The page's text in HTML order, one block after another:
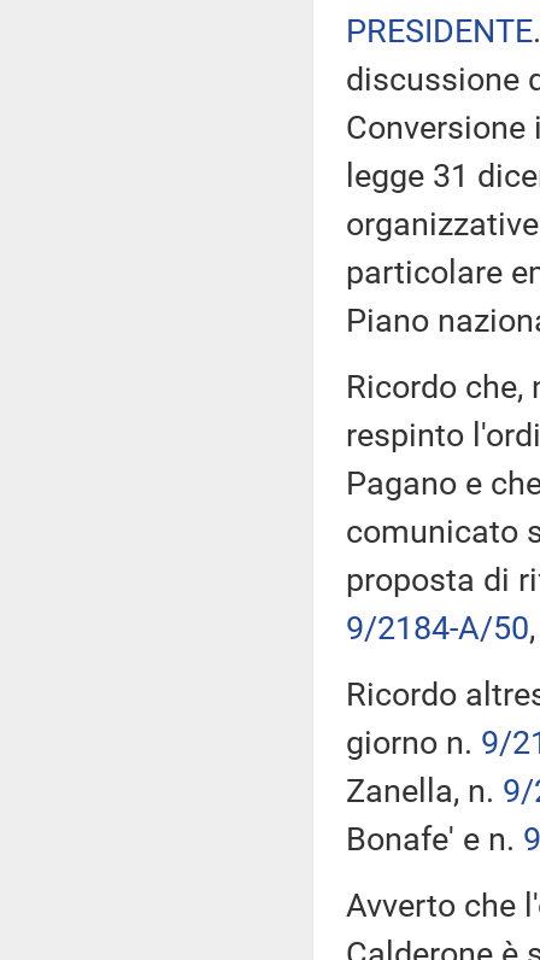
PRESIDENTE
discussione
Conversione
legge 31
particolare
Piano
Ricordo
respinto
Pagano e
comunicato
proposta di
9/2184-A/50
Ricordo
giorno n. 9/
Zanella, n. 9/
Bonafe' e n.
Avverto che